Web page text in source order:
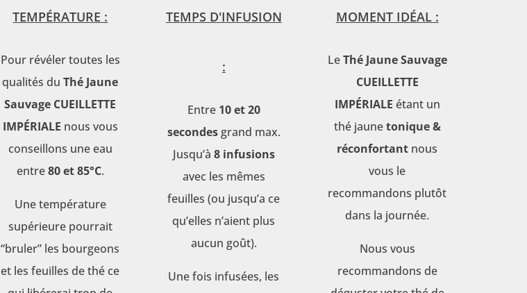
TEMPÉRATURE :
Pour révéler toutes les
qualités duThé Jaune
Sauvage CUEILLETTE
IMPÉRIALE nous vous
conseillons une eau
entre80 et 85°C.
Une température
supérieure pourrait
“bruler” les bourgeons
et les feuilles de thé ce
TEMPS D'INFUSION
:
Entre 10 et 20
secondesgrand max.
Jusqu’à 8 infusions
avec les mêmes
feuilles (ou jusqu’a ce
qu’elles n’aient plus
aucun goût).
Une fois infusées, les
MOMENT IDÉAL :
LeThé Jaune Sauvage
CUEILLETTE
IMPÉRIALE étant un
thé jaunetonique &
réconfortant nous
vous le
recommandons plutôt
dans la journée.
Nous vous
recommandons de